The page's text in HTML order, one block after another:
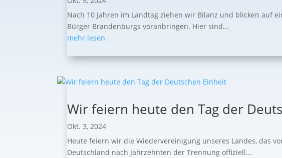
Nach 10 Jahren im Landtag ziehen wir Bilanz und blicken auf
Bürger Brandenburgs voranbringen. Hier sind...
mehr lesen
Wir feiern heute den Tag der
Okt. 3, 2024
Heute feiern wir die Wiedervereinigung unseres Landes, das
Deutschland nach Jahrzehnten der Trennung offiziell...